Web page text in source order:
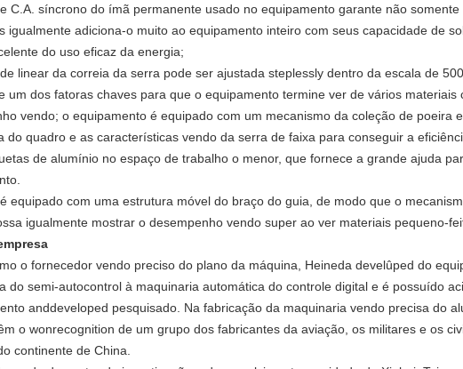
C.A. síncrono do ímã permanente usado no equipamento garante não
igualmente adiciona-o muito ao equipamento inteiro com seus capacidade de
do uso eficaz da energia;
linear da correia da serra pode ser ajustada steplessly dentro da escala de
um dos fatoras chaves para que o equipamento termine ver de vários materiais
vendo; o equipamento é equipado com um mecanismo da coleção de poeira
do quadro e as características vendo da serra de faixa para conseguir a
de alumínio no espaço de trabalho o menor, que fornece a grande ajuda
equipado com uma estrutura móvel do braço do guia, de modo que o
igualmente mostrar o desempenho vendo super ao ver materiais pequeno-
o fornecedor vendo preciso do plano da máquina, Heineda develûped do
do semi-autocontrol à maquinaria automática do controle digital e é possuído
anddeveloped pesquisado. Na fabricação da maquinaria vendo precisa do
o wonrecognition de um grupo dos fabricantes da aviação, os militares e os
continente de China.